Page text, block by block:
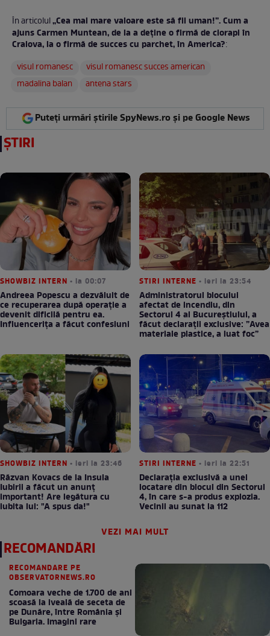
În articolul„Cea mai mare valoare este să fii uman!”. Cum a
ajuns Carmen Muntean, de la a deţine o firmă de ciorapi în
Craiova, la o firmă de succes cu parchet, în America?:
visul romanesc
visul romanesc succes american
madalina balan
antena stars
Puteți urmări știrile SpyNews.ro și pe Google News
ȘTIRI
SHOWBIZ INTERN • la 00:07
Andreea Popescu a dezvăluit de
ce recuperarea după operație a
devenit dificilă pentru ea.
Influencerița a făcut confesiuni
STIRI INTERNE • ieri la 23:54
Administratorul blocului
afectat de incendiu, din
Sectorul 4 al Bucureștiului, a
făcut declarații exclusive: ”Avea
materiale plastice, a luat foc”
SHOWBIZ INTERN • ieri la 23:46
Răzvan Kovacs de la Insula
Iubirii a făcut un anunț
important! Are legătura cu
iubita lui: "A spus da!"
STIRI INTERNE • ieri la 22:51
Declarația exclusivă a unei
locatare din blocul din Sectorul
4, în care s-a produs explozia.
Vecinii au sunat la 112
VEZI MAI MULT
RECOMANDĂRI
RECOMANDARE PE
OBSERVATORNEWS.RO
Comoara veche de 1.700 de ani
scoasă la iveală de seceta de
pe Dunăre, între România şi
Bulgaria. Imagini rare